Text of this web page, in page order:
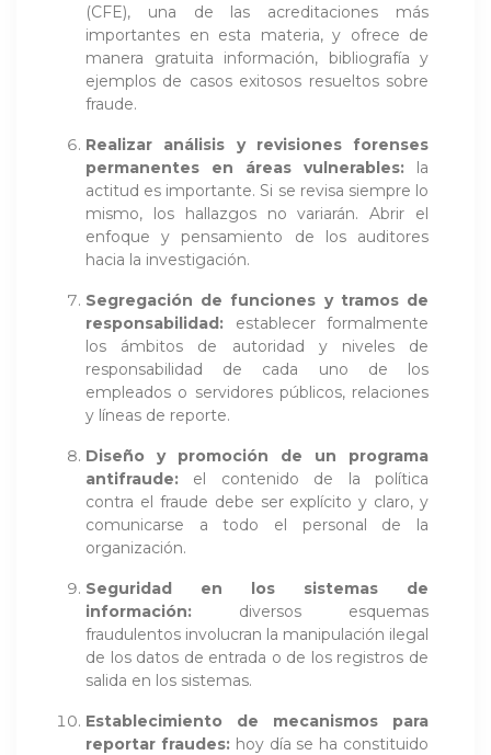
(CFE), una de las acreditaciones más
importantes en esta materia, y ofrece de
manera gratuita información, bibliografía y
ejemplos de casos exitosos resueltos sobre
fraude.
Realizar análisis y revisiones forenses
permanentes en áreas vulnerables: la
actitud es importante. Si se revisa siempre lo
mismo, los hallazgos no variarán. Abrir el
enfoque y pensamiento de los auditores
hacia la investigación.
Segregación de funciones y tramos de
responsabilidad: establecer formalmente
los ámbitos de autoridad y niveles de
responsabilidad de cada uno de los
empleados o servidores públicos, relaciones
y líneas de reporte.
Diseño y promoción de un programa
antifraude: el contenido de la política
contra el fraude debe ser explícito y claro, y
comunicarse a todo el personal de la
organización.
Seguridad en los sistemas de
información: diversos esquemas
fraudulentos involucran la manipulación ilegal
de los datos de entrada o de los registros de
salida en los sistemas.
Establecimiento de mecanismos para
reportar fraudes: hoy día se ha constituido